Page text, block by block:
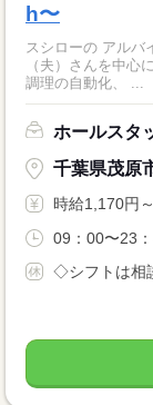
h〜
スシローの アルバイト
（夫）さんを中心に
調理の自動化、 ...
ホールスタ
千葉県茂原
時給1,170円
09：00〜23
◇シフトは相